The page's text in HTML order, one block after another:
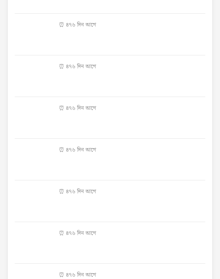
⏰ ৪৭৬ দিন আগে
⏰ ৪৭৬ দিন আগে
⏰ ৪৭৬ দিন আগে
⏰ ৪৭৬ দিন আগে
⏰ ৪৭৬ দিন আগে
⏰ ৪৭৬ দিন আগে
⏰ ৪৭৬ দিন আগে